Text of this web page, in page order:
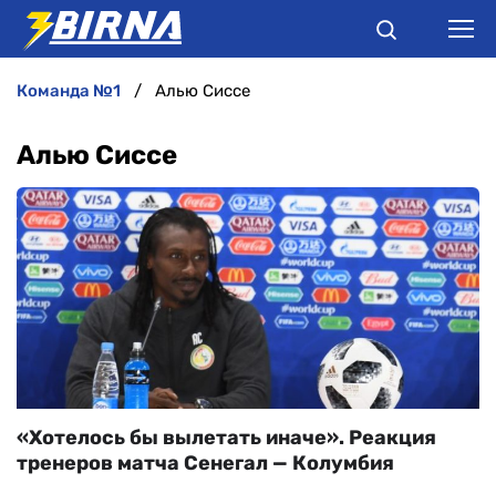
ІНТЕРВ'Ю
РІЗНЕ
БУКМЕКЕРИ
команда №1 Алью Сиссе
Алью Сиссе
«Хотелось бы вылетать иначе». Реакция
тренеров матча Сенегал — Колумбия